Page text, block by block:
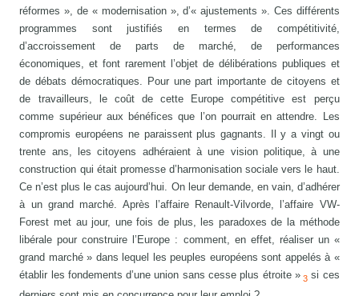
réformes », de « modernisation », d’« ajustements ». Ces différents
programmes sont justifiés en termes de compétitivité,
d’accroissement de parts de marché, de performances
économiques, et font rarement l’objet de délibérations publiques et
de débats démocratiques. Pour une part importante de citoyens et
de travailleurs, le coût de cette Europe compétitive est perçu
comme supérieur aux bénéfices que l’on pourrait en attendre. Les
compromis européens ne paraissent plus gagnants. Il y a vingt ou
trente ans, les citoyens adhéraient à une vision politique, à une
construction qui était promesse d’harmonisation sociale vers le haut.
Ce n’est plus le cas aujourd’hui. On leur demande, en vain, d’adhérer
à un grand marché. Après l’affaire Renault-Vilvorde, l’affaire VW-
Forest met au jour, une fois de plus, les paradoxes de la méthode
libérale pour construire l’Europe : comment, en effet, réaliser un «
grand marché » dans lequel les peuples européens sont appelés à «
établir les fondements d’une union sans cesse plus étroite »3 si ces